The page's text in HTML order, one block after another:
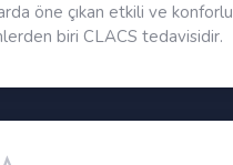
öne çıkan etkili ve konforlu
biri CLACS tedavisidir.